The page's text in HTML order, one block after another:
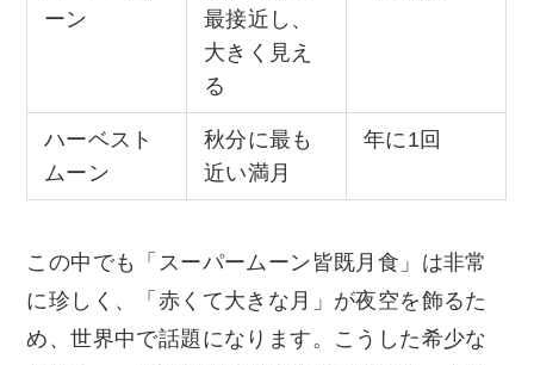
ーン
最接近し、
大きく見え
る
ハーベスト
ムーン
秋分に最も
近い満月
年に1回
この中でも「スーパームーン皆既月食」は非常
に珍しく、「赤くて大きな月」が夜空を飾るた
め、世界中で話題になります。こうした希少な